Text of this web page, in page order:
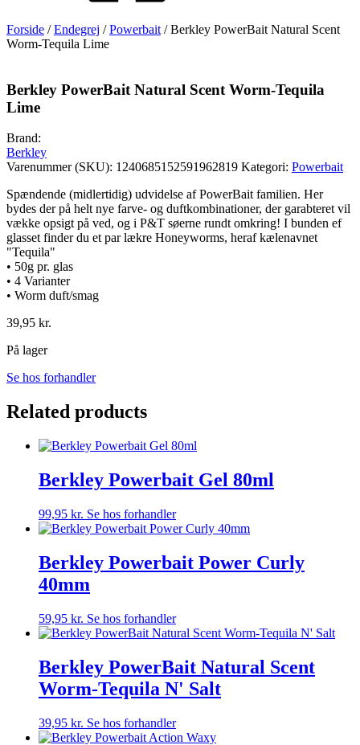
Forside /Endegrej /Powerbait / Berkley PowerBait Natural Scent
Worm-Tequila Lime
Berkley PowerBait Natural Scent Worm-Tequila
Lime
Brand:
Berkley
Varenummer (SKU): 1240685152591962819 Kategori: Powerbait
Spændende (midlertidig) udvidelse af PowerBait familien. Her
bydes der på helt nye farve- og duftkombinationer, der garabteret vil
vække opsigt på ved, og i P&T søerne rundt omkring! I bunden ef
glasset finder du et par lækre Honeyworms, heraf kælenavnet
"Tequila"
• 50g pr. glas
• 4 Varianter
• Worm duft/smag
39,95 kr.
På lager
Se hos forhandler
Related products
Berkley Powerbait Gel 80ml
99,95 kr. Se hos forhandler
Berkley Powerbait Power Curly
40mm
59,95 kr. Se hos forhandler
Berkley PowerBait Natural Scent
Worm-Tequila N' Salt
39,95 kr. Se hos forhandler